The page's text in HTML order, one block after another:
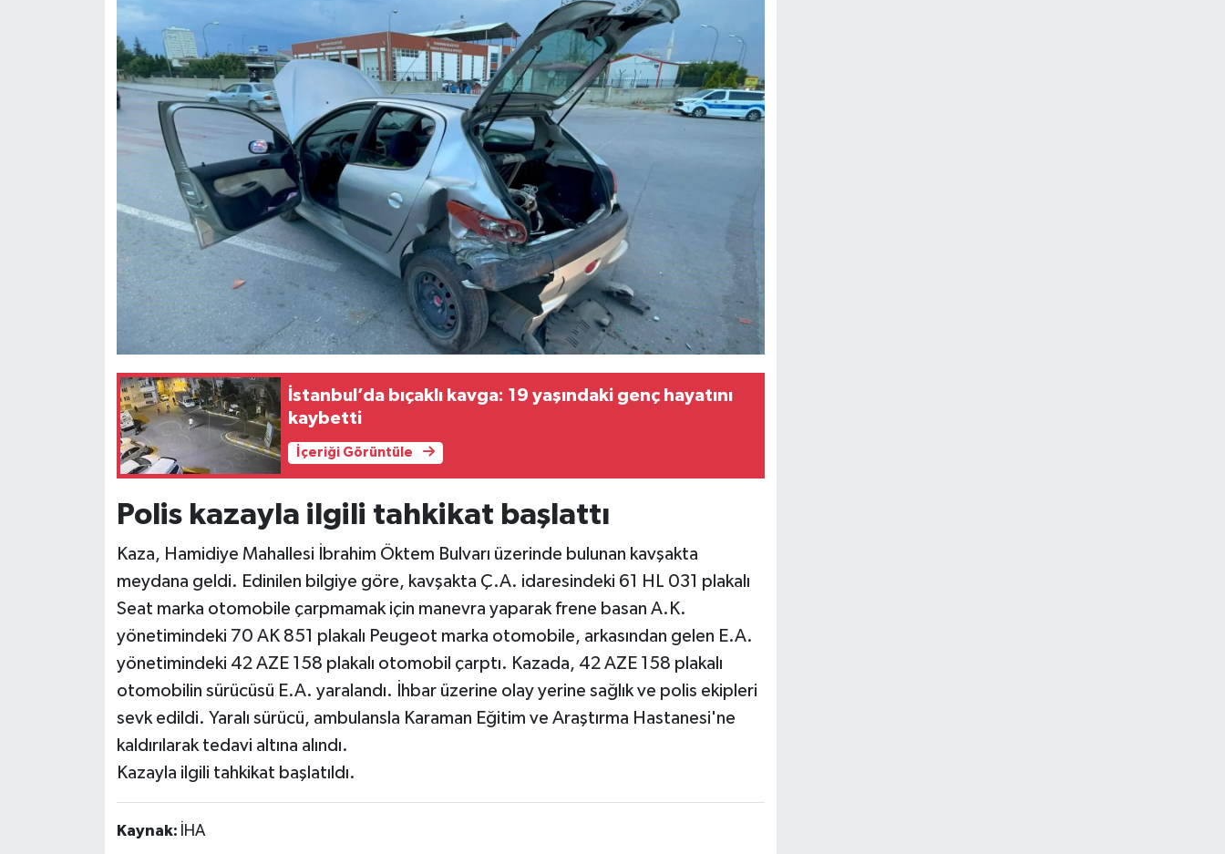
İstanbul’da bıçaklı kavga: 19 yaşındaki genç hayatını
kaybetti
İçeriği Görüntüle
Polis kazayla ilgili tahkikat başlattı
Kaza, Hamidiye Mahallesi İbrahim Öktem Bulvarı üzerinde bulunan kavşakta
meydana geldi. Edinilen bilgiye göre, kavşakta Ç.A. idaresindeki 61 HL 031 plakalı
Seat marka otomobile çarpmamak için manevra yaparak frene basan A.K.
yönetimindeki 70 AK 851 plakalı Peugeot marka otomobile, arkasından gelen E.A.
yönetimindeki 42 AZE 158 plakalı otomobil çarptı. Kazada, 42 AZE 158 plakalı
otomobilin sürücüsü E.A. yaralandı. İhbar üzerine olay yerine sağlık ve polis ekipleri
sevk edildi. Yaralı sürücü, ambulansla Karaman Eğitim ve Araştırma Hastanesi'ne
kaldırılarak tedavi altına alındı.
Kazayla ilgili tahkikat başlatıldı.
Kaynak: İHA
Teknoloji
Yaşam-Çevre